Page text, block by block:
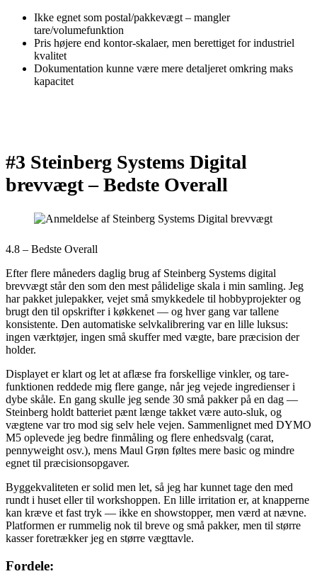
Ikke egnet som postal/pakkevægt – mangler
tare/volumefunktion
Pris højere end kontor-skalaer, men berettiget for industriel
kvalitet
Dokumentation kunne være mere detaljeret omkring maks
kapacitet
#3 Steinberg Systems Digital
brevvægt –Bedste Overall
4.8 – Bedste Overall
Efter flere måneders daglig brug af Steinberg Systems digital
brevvægt står den som den mest pålidelige skala i min samling. Jeg
har pakket julepakker, vejet små smykkedele til hobbyprojekter og
brugt den til opskrifter i køkkenet — og hver gang var tallene
konsistente. Den automatiske selvkalibrering var en lille luksus:
ingen værktøjer, ingen små skuffer med vægte, bare præcision der
holder.
Displayet er klart og let at aflæse fra forskellige vinkler, og tare-
funktionen reddede mig flere gange, når jeg vejede ingredienser i
dybe skåle. En gang skulle jeg sende 30 små pakker på en dag —
Steinberg holdt batteriet pænt længe takket være auto-sluk, og
vægtene var tro mod sig selv hele vejen. Sammenlignet med DYMO
M5 oplevede jeg bedre finmåling og flere enhedsvalg (carat,
pennyweight osv.), mens Maul Grøn føltes mere basic og mindre
egnet til præcisionsopgaver.
Byggekvaliteten er solid men let, så jeg har kunnet tage den med
rundt i huset eller til workshoppen. En lille irritation er, at knapperne
kan kræve et fast tryk — ikke en showstopper, men værd at nævne.
Platformen er rummelig nok til breve og små pakker, men til større
kasser foretrækker jeg en større vægttavle.
Fordele: